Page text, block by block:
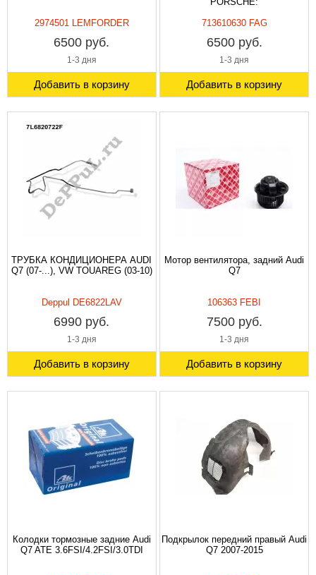
2974501 LEMFORDER
6500 руб.
1-3 дня
Добавить в корзину
713610630 FAG
6500 руб.
1-3 дня
Добавить в корзину
ТРУБКА КОНДИЦИОНЕРА AUDI
Q7 (07-...), VW TOUAREG (03-10)
Deppul DE6822LAV
6990 руб.
1-3 дня
Добавить в корзину
Мотор вентилятора, задний Audi
Q7
106363 FEBI
7500 руб.
1-3 дня
Добавить в корзину
Колодки тормозные задние Audi
Q7 ATE 3.6FSI/4.2FSI/3.0TDI
Подкрылок передний правый Audi
Q7 2007-2015